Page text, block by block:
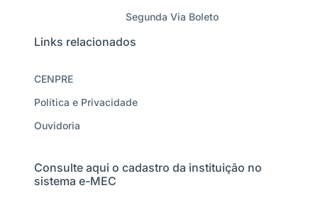
Segunda Via Boleto
Links relacionados
CENPRE
Política e Privacidade
Ouvidoria
Consulte aqui o cadastro da instituição no
sistema e-MEC